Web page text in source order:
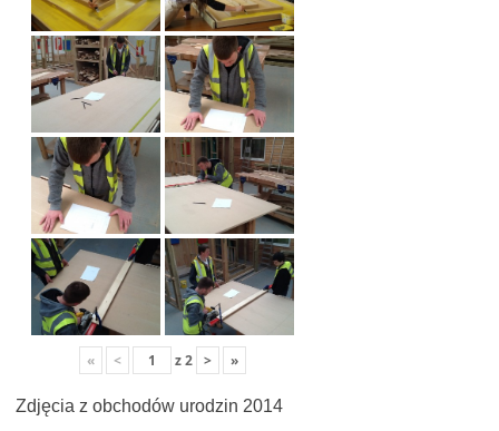
« < z2 > »
Zdjęcia z obchodów urodzin 2014